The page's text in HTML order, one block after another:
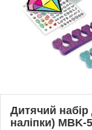
Дитячий
наліпки) MBK-